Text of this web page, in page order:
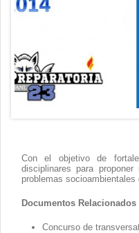
Con el objetivo de
disciplinares para
problemas
Documentos Relacionados
Concurso de